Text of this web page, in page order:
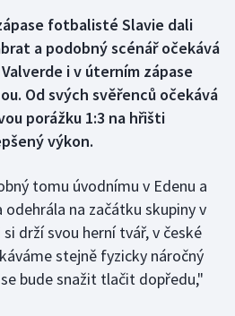
fotbalisté Slavie dali
a podobný scénář očekává
i v úterním zápase
Od svých svěřenců očekává
porážku 1:3 na hřišti
výkon.
tomu úvodnímu v Edenu a
na začátku skupiny v
drží svou herní tvář, v české
stejně fyzicky náročný
bude snažit tlačit dopředu,"